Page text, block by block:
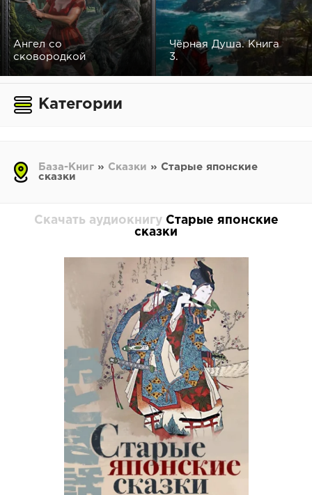
Ангел со
сковородкой
Чёрная Душа. Книга
3.
Категории
База-Книг » Сказки » Старые японские
сказки
Скачать аудиокнигу Старые японские
сказки